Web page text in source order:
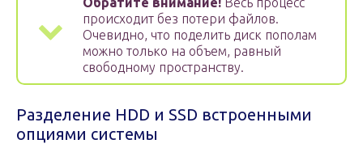
происходит без потери файлов.
Очевидно, что поделить диск пополам
можно только на объем, равный
свободному пространству.
Разделение HDD и SSD встроенными
опциями системы